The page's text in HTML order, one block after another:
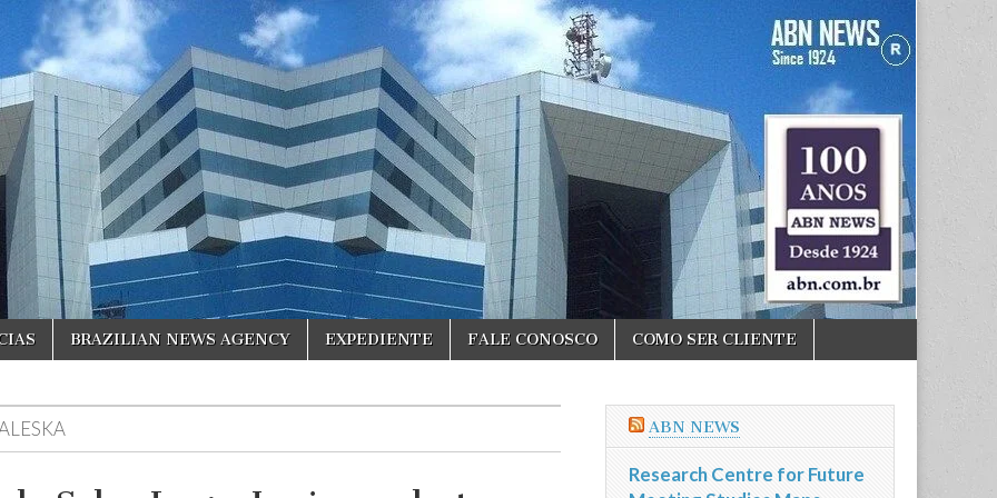
BRAZILIAN NEWS AGENCY EXPEDIENTE FALE CONOSCO COMO SER CLIENTE
ABN NEWS
Research Centre for Future